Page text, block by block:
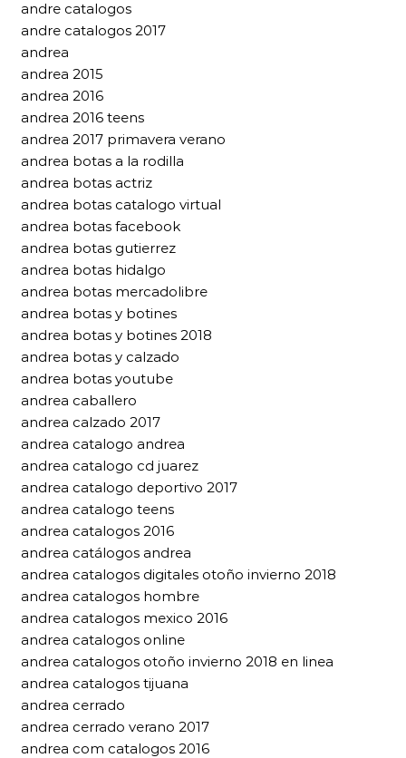
andre catalogos
andre catalogos 2017
andrea
andrea 2015
andrea 2016
andrea 2016 teens
andrea 2017 primavera verano
andrea botas a la rodilla
andrea botas actriz
andrea botas catalogo virtual
andrea botas facebook
andrea botas gutierrez
andrea botas hidalgo
andrea botas mercadolibre
andrea botas y botines
andrea botas y botines 2018
andrea botas y calzado
andrea botas youtube
andrea caballero
andrea calzado 2017
andrea catalogo andrea
andrea catalogo cd juarez
andrea catalogo deportivo 2017
andrea catalogo teens
andrea catalogos 2016
andrea catálogos andrea
andrea catalogos digitales otoño invierno 2018
andrea catalogos hombre
andrea catalogos mexico 2016
andrea catalogos online
andrea catalogos otoño invierno 2018 en linea
andrea catalogos tijuana
andrea cerrado
andrea cerrado verano 2017
andrea com catalogos 2016